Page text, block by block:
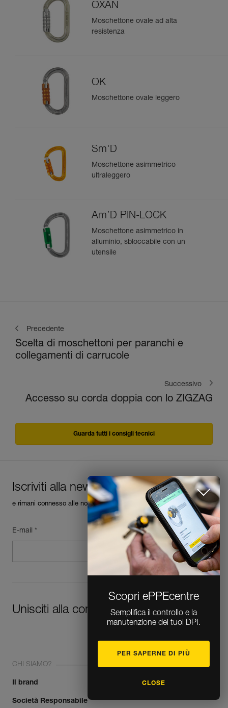
OXAN
Moschettone ovale ad alta
resistenza
OK
Moschettone ovale leggero
Sm'D
Moschettone asimmetrico
ultraleggero
Am’D PIN-LOCK
Moschettone asimmetrico in
alluminio, sbloccabile con un
utensile
Precedente
Scelta di moschettoni per paranchi e
collegamenti di carrucole
Successivo
Accesso su corda doppia con lo ZIGZAG
Guarda tutti i consigli tecnici
Scopri ePPEcentre
Semplifica il controllo e la
manutenzione dei tuoi DPI.
PER SAPERNE DI PIÙ
CLOSE
Iscriviti alla newsletter
e rimani connesso alle nostre novità
E-mail *
Unisciti alla community!
CHI SIAMO?
Il brand
Società Responsabile